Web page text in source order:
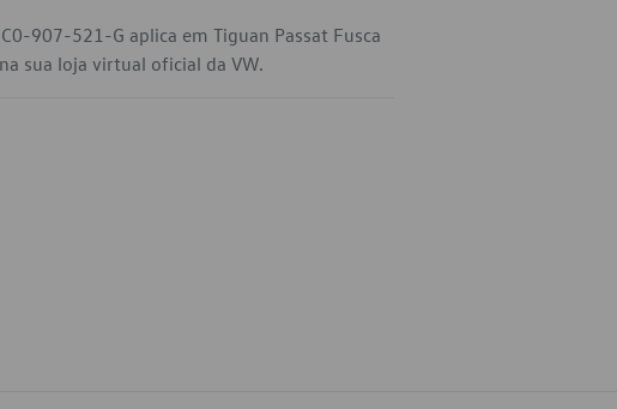
907-521-G aplica em Tiguan Passat Fusca
sua loja virtual oficial da VW.